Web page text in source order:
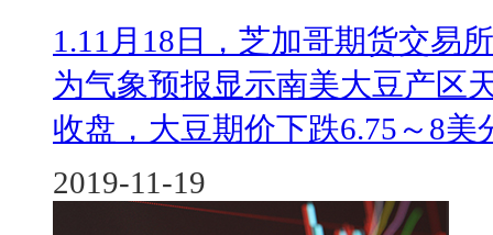
1.11月18日，芝加哥期货交易
为气象预报显示南美大豆产区
收盘，大豆期价下跌6.75～8美
2019-11-19